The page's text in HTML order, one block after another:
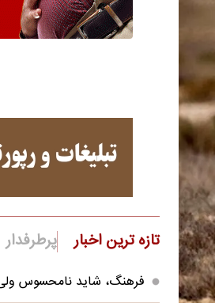
تازه ترین اخبار پرطرفدار
فرهنگ، شاید نامحسوس